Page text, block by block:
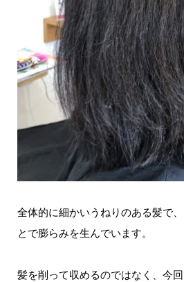
全体的に細かいうねりのある髪で
とで膨らみを生んでいます。
髪を削って収めるのではなく、今